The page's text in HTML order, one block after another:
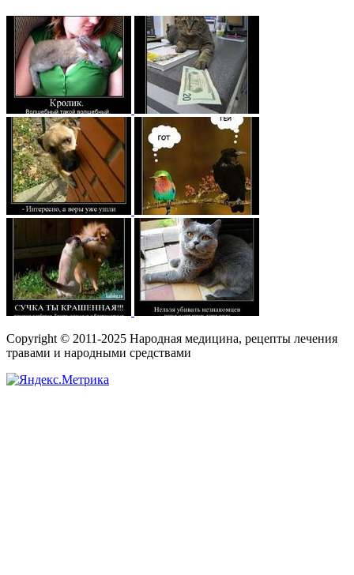
Copyright © 2011-2025 Народная медицина, рецепты лечения
травами и народными средствами